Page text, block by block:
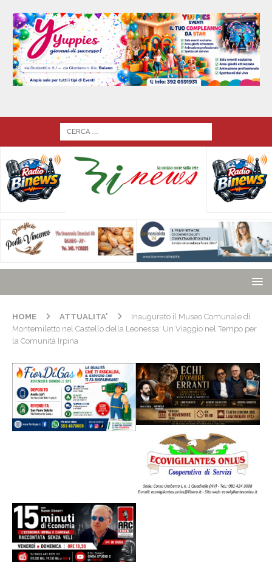
HOME ATTUALITA'
Inaugurato il Museo Comunale di
Montemiletto nel Castello della Leonessa: Un Viaggio nel Tempo per
la Comunità Irpina